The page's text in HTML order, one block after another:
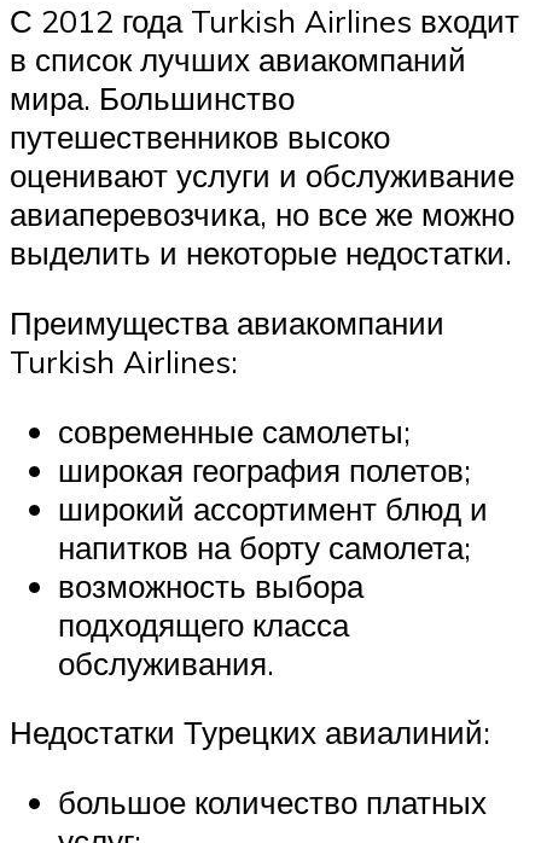
С 2012 года Turkish Airlines входит
в список лучших авиакомпаний
мира. Большинство
путешественников высоко
оценивают услуги и обслуживание
авиаперевозчика, но все же можно
выделить и некоторые недостатки.
Преимущества авиакомпании
Turkish Airlines:
современные самолеты;
широкая география полетов;
широкий ассортимент блюд и
напитков на борту самолета;
возможность выбора
подходящего класса
обслуживания.
Недостатки Турецких авиалиний:
большое количество платных